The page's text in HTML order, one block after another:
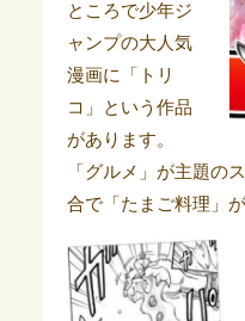
ところで少年ジ
ャンプの大人気
漫画に「トリ
コ」という作品
があります。
「グルメ」が主題の
合で「たまご料理」